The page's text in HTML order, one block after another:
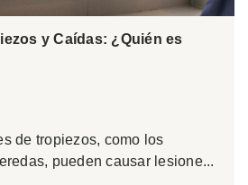
y Caídas: ¿Quién es
de tropiezos, como los
pueden causar lesione...